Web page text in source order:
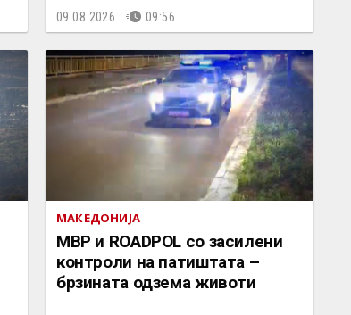
09.08.2026. 09:56
МАКЕДОНИЈА
МВР и ROADPOL со засилени
контроли на патиштата –
брзината одзема животи